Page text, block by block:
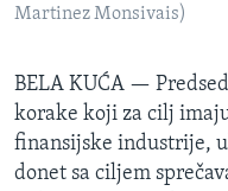
Martinez Monsivais)
BELA KUĆA —
korake koji za cilj
finansijske industrije,
donet sa ciljem